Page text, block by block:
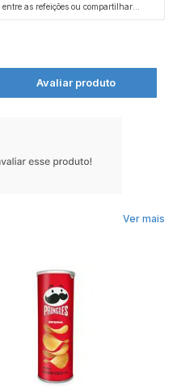
as refeições ou compartilhar
Com formato divertido e
Avaliar produto
Ver mais